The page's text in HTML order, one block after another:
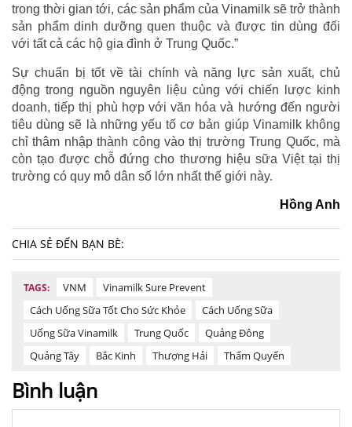
trong thời gian tới, các sản phẩm của Vinamilk sẽ trở thành
sản phẩm dinh dưỡng quen thuộc và được tin dùng đối
với tất cả các hộ gia đình ở Trung Quốc.”
Sự chuẩn bị tốt về tài chính và năng lực sản xuất, chủ
động trong nguồn nguyên liệu cùng với chiến lược kinh
doanh, tiếp thị phù hợp với văn hóa và hướng đến người
tiêu dùng sẽ là những yếu tố cơ bản giúp Vinamilk không
chỉ thâm nhập thành công vào thị trường Trung Quốc, mà
còn tạo được chỗ đứng cho thương hiệu sữa Việt tại thị
trường có quy mô dân số lớn nhất thế giới này.
Hồng Anh
CHIA SẺ ĐẾN BẠN BÈ:
TAGS: VNM
Vinamilk Sure Prevent
Cách Uống Sữa Tốt Cho Sức Khỏe
Cách Uống Sữa
Uống Sữa Vinamilk
Trung Quốc
Quảng Đông
Quảng Tây
Bắc Kinh Thượng Hải Thẩm Quyến
Bình luận